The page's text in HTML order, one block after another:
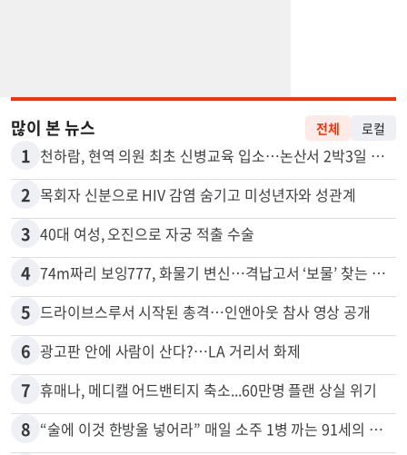
많이 본 뉴스
1
2 목회자 신분으로 HIV 감염 숨기고 미성년자와 성관계
3 40대 여성, 오진으로 자궁 적출 수술
4
5 드라이브스루서 시작된 총격…인앤아웃 참사 영상 공개
6 광고판 안에 사람이 산다?…LA 거리서 화제
7 휴매나, 메디캘 어드밴티지 축소...60만명 플랜 상실 위기